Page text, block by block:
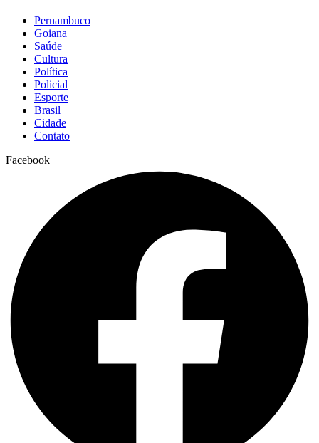
Pernambuco
Goiana
Saúde
Cultura
Política
Policial
Esporte
Brasil
Cidade
Contato
Facebook